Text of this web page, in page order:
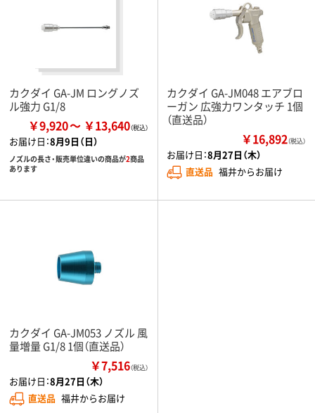
カクダイ GA-JM ロングノズ
ル強力 G1/8
￥9,920 ￥13,640
お届け日：8月9日（日）
ノズルの長さ・販売単位違いの商品が2商品
あります
カクダイ GA-JM048 エアブロ
ーガン 広強力ワンタッチ 1個
（直送品）
￥16,892（税込）
お届け日：8月27日（木）
直送品 福井からお届け
カクダイ GA-JM053 ノズル 風
量増量 G1/8 1個（直送品）
￥7,516（税込）
お届け日：8月27日（木）
直送品 福井からお届け